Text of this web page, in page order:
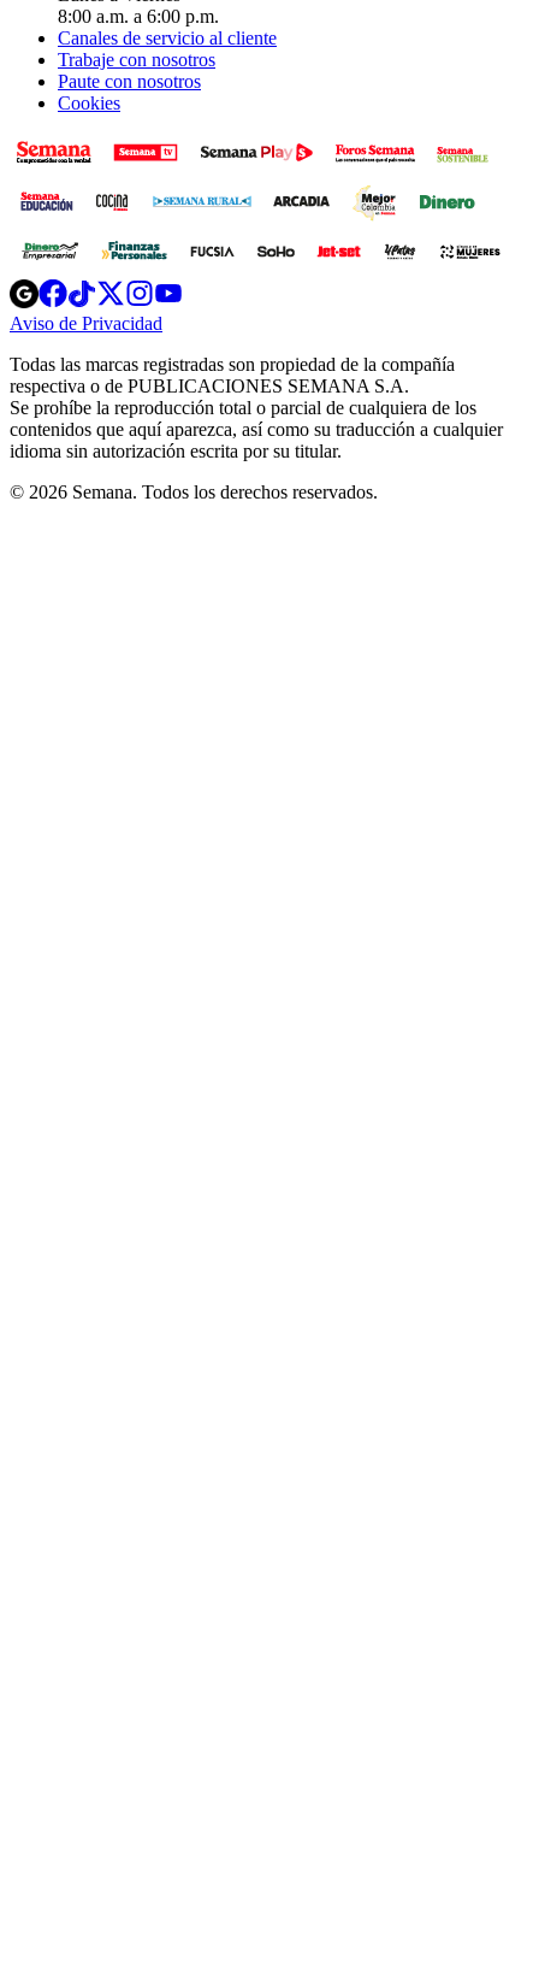
8:00 a.m. a 6:00 p.m.
Canales de servicio al cliente
Trabaje con nosotros
Paute con nosotros
Cookies
Opens
in
new
Opens
in
new
Opens
in
new
window
Opens
new
windowwindow
Aviso de Privacidad
new
window
Todas las marcas registradas son propiedad de la compañía
respectiva o de PUBLICACIONES SEMANA S.A.
Se prohíbe la reproducción total o parcial de cualquiera de los
contenidos que aquí aparezca, así como su traducción a cualquier
idioma sin autorización escrita por su titular.
© 2026 Semana. Todos los derechos reservados.